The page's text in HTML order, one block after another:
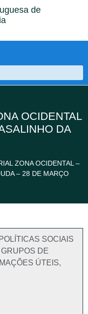
de
OCIDENTAL
DA
ZONA OCIDENTAL –
– 28 DE MARÇO
SOCIAIS
GRUPOS DE
ÚTEIS,